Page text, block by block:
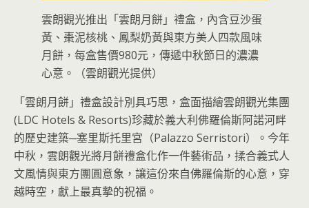
雲朗觀光推出「雲朗月餅」禮盒，內含豆沙蛋
黃、棗泥核桃、鳳梨奶黃與東方美人四款風味
月餅，每盒售價980元，傳遞中秋節日的濃濃
心意。（雲朗觀光提供）
「雲朗月餅」禮盒設計別具巧思，盒面描繪雲朗觀光集團
(LDC Hotels & Resorts)珍藏於義大利佛羅倫斯阿諾河畔
的歷史建築─塞里斯托里宮（Palazzo Serristori）。今年
中秋，雲朗觀光將月餅禮盒化作一件藝術品，揉合義式人
文風情與東方團圓意象，讓這份來自佛羅倫斯的心意，穿
越時空，獻上最真摯的祝福。